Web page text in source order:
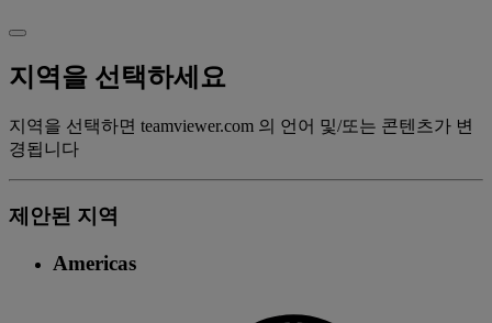
지역을 선택하세요
지역을 선택하면 teamviewer.com 의 언어 및/또는 콘텐츠가 변
경됩니다
제안된 지역
Americas